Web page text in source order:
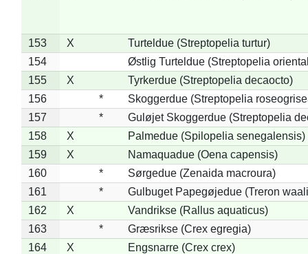
153 X
Turteldue (Streptopelia turtur)
154
Østlig Turteldue (Streptopelia
155
X
Tyrkerdue (Streptopelia decaocto)
156
*
Skoggerdue (Streptopelia
157
*
Guløjet Skoggerdue (Streptopelia
158
X
Palmedue (Spilopelia senegalensis)
159
X
Namaquadue (Oena capensis)
160
*
Sørgedue (Zenaida macroura)
161
*
Gulbuget Papegøjedue (Treron
162
X
Vandrikse (Rallus aquaticus)
163
*
Græsrikse (Crex egregia)
164
X
Engsnarre (Crex crex)